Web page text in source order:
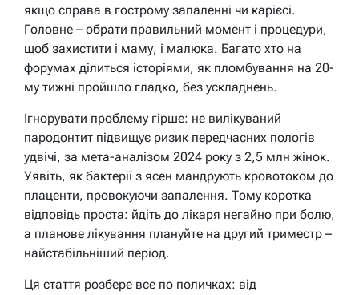
якщо справа в гострому запаленні чи карієсі.
Головне – обрати правильний момент і процедури,
щоб захистити і маму, і малюка. Багато хто на
форумах ділиться історіями, як пломбування на 20-
му тижні пройшло гладко, без ускладнень.
Ігнорувати проблему гірше: не вилікуваний
пародонтит підвищує ризик передчасних пологів
удвічі, за мета-аналізом 2024 року з 2,5 млн жінок.
Уявіть, як бактерії з ясен мандрують кровотоком до
плаценти, провокуючи запалення. Тому коротка
відповідь проста: йдіть до лікаря негайно при болю,
а планове лікування плануйте на другий триместр –
найстабільніший період.
Ця стаття розбере все по поличках: від